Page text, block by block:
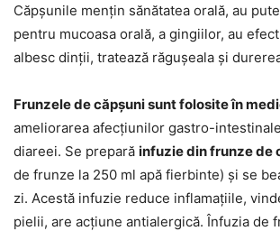
Căpșunile mențin sănătatea orală, au
pentru mucoasa orală, a gingiilor, au
albesc dinții, tratează răgușeala și
Frunzele de căpșuni sunt folosite în
ameliorarea afecțiunilor gastro-
diareei. Se prepară infuzie din frunze de
de frunze la 250 ml apă fierbinte) și se
zi. Acestă infuzie reduce inflamațiile,
pielii, are acțiune antialergică. Înfuzia de